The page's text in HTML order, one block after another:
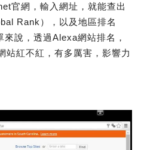
官網，輸入網址，就能查出
Rank），以及地區排名
說，透過Alexa網站排名，
站紅不紅，有多厲害，影響力